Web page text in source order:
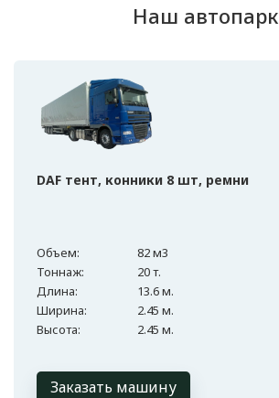
Наш автопарк
DAF тент, конники 8 шт, ремни
Объем:
82 м3
Тоннаж:
20 т.
Длина:
13.6 м.
Ширина:
2.45 м.
Высота:
2.45 м.
Заказать машину